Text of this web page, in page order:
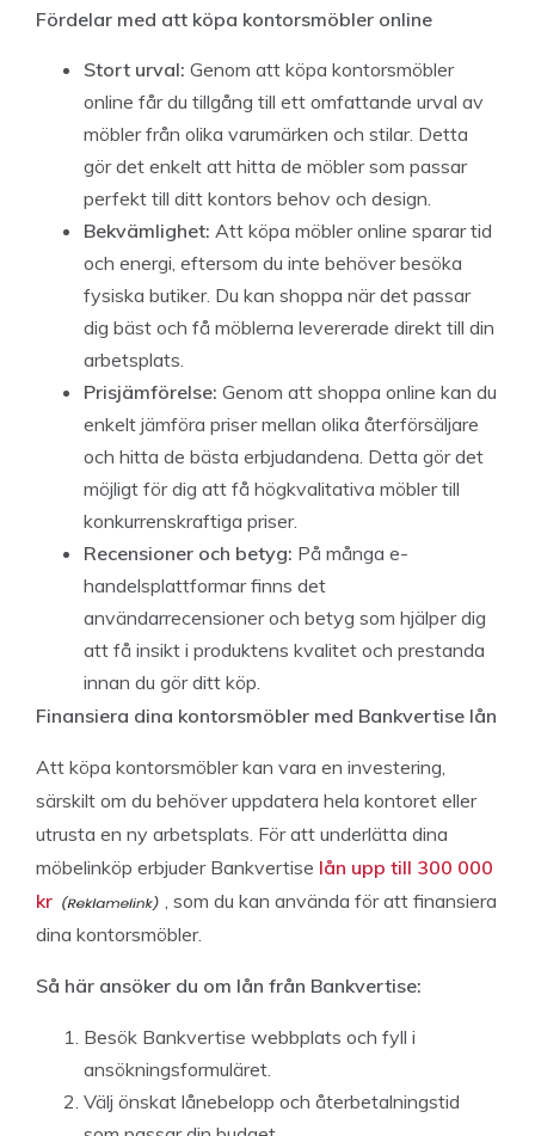
Fördelar med att köpa kontorsmöbler online
Stort urval: Genom att köpa kontorsmöbler
online får du tillgång till ett omfattande urval av
möbler från olika varumärken och stilar. Detta
gör det enkelt att hitta de möbler som passar
perfekt till ditt kontors behov och design.
Bekvämlighet: Att köpa möbler online sparar tid
och energi, eftersom du inte behöver besöka
fysiska butiker. Du kan shoppa när det passar
dig bäst och få möblerna levererade direkt till din
arbetsplats.
Prisjämförelse: Genom att shoppa online kan du
enkelt jämföra priser mellan olika återförsäljare
och hitta de bästa erbjudandena. Detta gör det
möjligt för dig att få högkvalitativa möbler till
konkurrenskraftiga priser.
Recensioner och betyg: På många e-
handelsplattformar finns det
användarrecensioner och betyg som hjälper dig
att få insikt i produktens kvalitet och prestanda
innan du gör ditt köp.
Finansiera dina kontorsmöbler med Bankvertise lån
Att köpa kontorsmöbler kan vara en investering,
särskilt om du behöver uppdatera hela kontoret eller
utrusta en ny arbetsplats. För att underlätta dina
möbelinköp erbjuder Bankvertise lån upp till 300 000
kr
, som du kan använda för att finansiera
dina kontorsmöbler.
Så här ansöker du om lån från Bankvertise:
Besök Bankvertise webbplats och fyll i
ansökningsformuläret.
Välj önskat lånebelopp och återbetalningstid